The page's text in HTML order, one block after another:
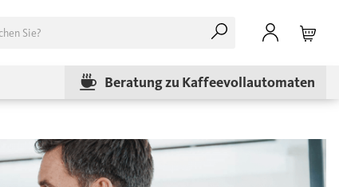
Beratung zu Kaffeevollautomaten